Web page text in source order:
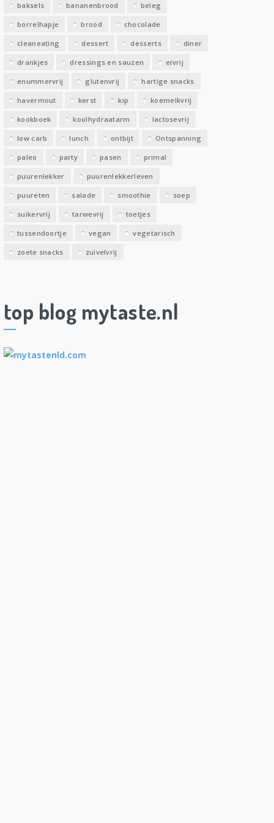
baksels bananenbrood beleg
borrelhapje brood chocolade
cleaneating dessert desserts diner
drankjes dressings en sauzen eivrij
enummervrij glutenvrij hartige snacks
havermout kerst kip koemelkvrij
kookboek koolhydraatarm lactosevrij
low carb lunch ontbijt Ontspanning
paleo party pasen primal
puurenlekker puurenlekkerleven
puureten salade smoothie soep
suikervrij tarwevrij toetjes
tussendoortje vegan vegetarisch
zoete snacks zuivelvrij
top blog mytaste.nl